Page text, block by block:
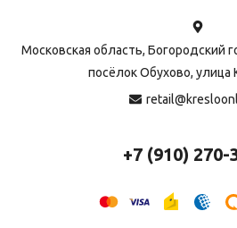
Московская область, Богородский
посёлок Обухово, улица
+7 (910) 270-